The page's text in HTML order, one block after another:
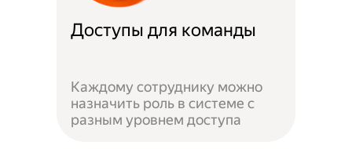
Доступы для команды
Каждому сотруднику можно
назначить роль в системе с
разным уровнем доступа